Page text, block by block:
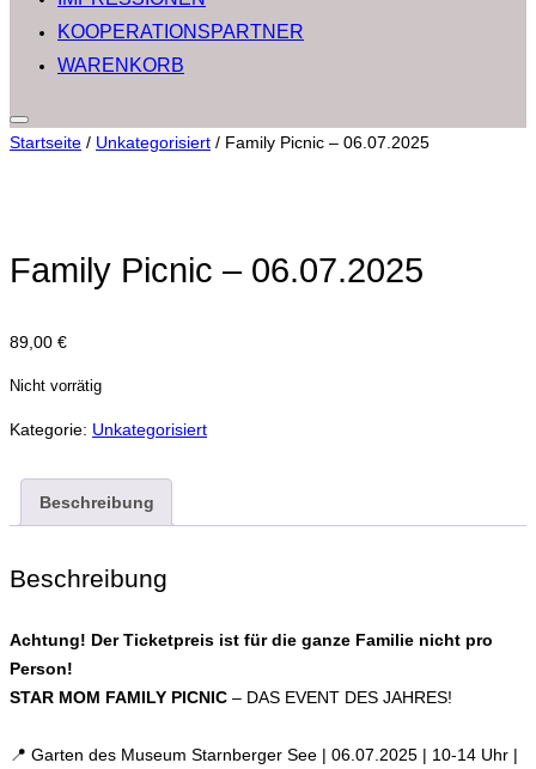
KOOPERATIONSPARTNER
WARENKORB
Seitenleiste
&
Startseite / Unkategorisiert / Family Picnic – 06.07.2025
Family Picnic – 06.07.2025
89,00 €
Nicht vorrätig
Kategorie: Unkategorisiert
Beschreibung
Beschreibung
Achtung! Der Ticketpreis ist für die ganze Familie nicht pro
Person!
STAR MOM FAMILY PICNIC – DAS EVENT DES JAHRES!
📍 Garten des Museum Starnberger See | 06.07.2025 | 10-14 Uhr |